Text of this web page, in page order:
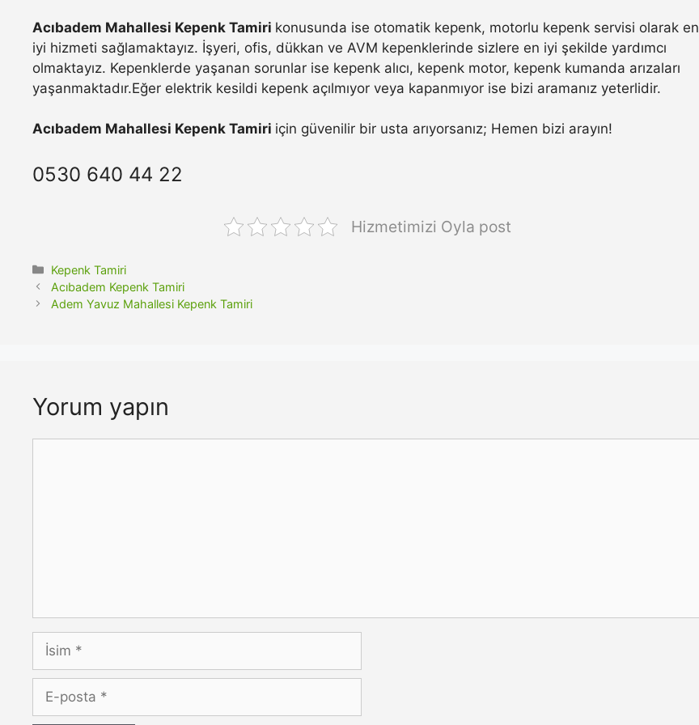
Acıbadem Mahallesi Kepenk Tamiri konusunda ise otomatik kepenk, motorlu kepenk servisi olarak en
iyi hizmeti sağlamaktayız. İşyeri, ofis, dükkan ve AVM kepenklerinde sizlere en iyi şekilde yardımcı
olmaktayız. Kepenklerde yaşanan sorunlar ise kepenk alıcı, kepenk motor, kepenk kumanda arızaları
yaşanmaktadır.Eğer elektrik kesildi kepenk açılmıyor veya kapanmıyor ise bizi aramanız yeterlidir.
Acıbadem Mahallesi Kepenk Tamiri için güvenilir bir usta arıyorsanız; Hemen bizi arayın!
0530 640 44 22
Hizmetimizi Oyla post
Kategoriler
Kepenk Tamiri
Acıbadem Kepenk Tamiri
Adem Yavuz Mahallesi Kepenk Tamiri
Yorum yapın
İsim
posta